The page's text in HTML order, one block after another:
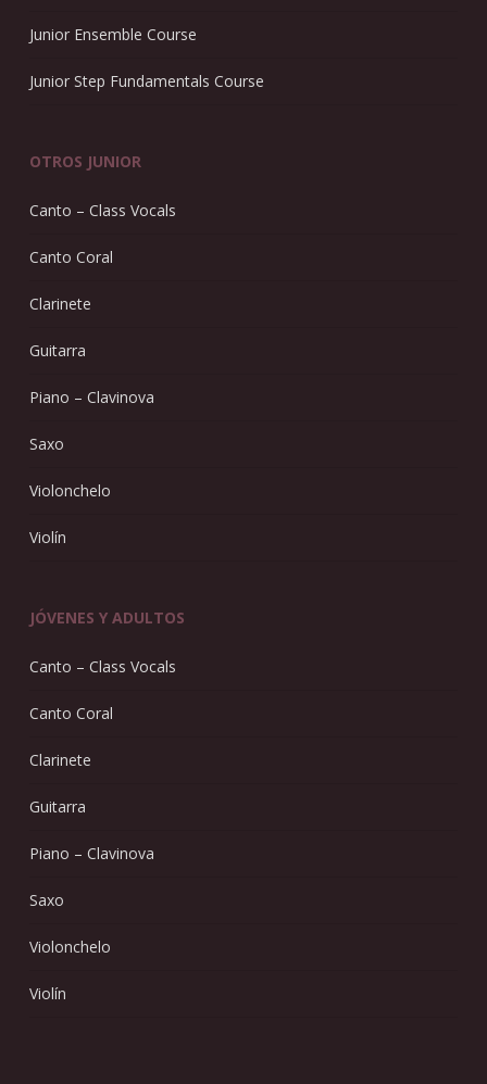
Junior Ensemble Course
Junior Step Fundamentals Course
OTROS JUNIOR
Canto – Class Vocals
Canto Coral
Clarinete
Guitarra
Piano – Clavinova
Saxo
Violonchelo
Violín
JÓVENES Y ADULTOS
Canto – Class Vocals
Canto Coral
Clarinete
Guitarra
Piano – Clavinova
Saxo
Violonchelo
Violín